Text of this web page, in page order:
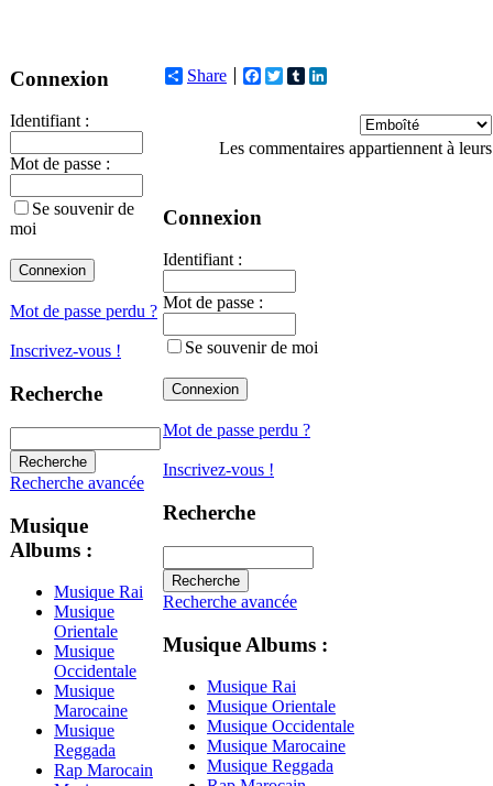
Connexion
Identifiant :
Mot de passe :
Se souvenir de
moi
Mot de passe perdu ?
Inscrivez-vous !
Recherche
Recherche avancée
Musique
Albums :
Musique Rai
Musique
Orientale
Musique
Occidentale
Musique
Marocaine
Musique
Reggada
Rap Marocain
Share Facebook
TwitterTumblr
Les commentaires appartiennent à
Connexion
Identifiant :
Mot de passe :
Se souvenir de moi
Mot de passe perdu ?
Inscrivez-vous !
Recherche
Recherche avancée
Musique Albums :
Musique Rai
Musique Orientale
Musique Occidentale
Musique Marocaine
Musique Reggada